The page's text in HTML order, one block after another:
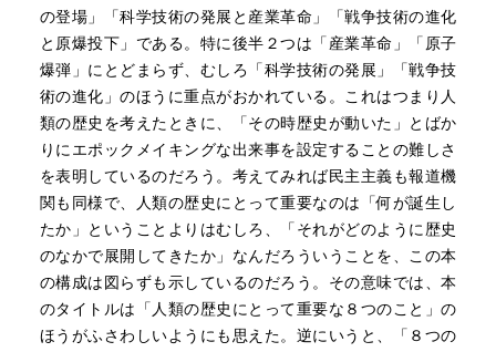
の登場」「科学技術の発展と産業革命」「戦争技術の進化
と原爆投下」である。特に後半２つは「産業革命」「原子
爆弾」にとどまらず、むしろ「科学技術の発展」「戦争技
術の進化」のほうに重点がおかれている。これはつまり人
類の歴史を考えたときに、「その時歴史が動いた」とばか
りにエポックメイキングな出来事を設定することの難しさ
を表明しているのだろう。考えてみれば民主主義も報道機
関も同様で、人類の歴史にとって重要なのは「何が誕生し
たか」ということよりはむしろ、「それがどのように歴史
のなかで展開してきたか」なんだろういうことを、この本
の構成は図らずも示しているのだろう。その意味では、本
のタイトルは「人類の歴史にとって重要な８つのこと」の
ほうがふさわしいようにも思えた。逆にいうと、「８つの